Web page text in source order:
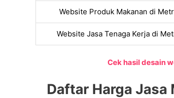
Website Produk Makanan di
Website Jasa Tenaga Kerja di
Cek hasil desain
Daftar Harga